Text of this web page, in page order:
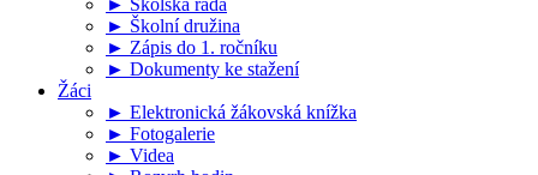
► Školská rada
► Školní družina
► Zápis do 1. ročníku
► Dokumenty ke stažení
Žáci
► Elektronická žákovská knížka
► Fotogalerie
► Videa